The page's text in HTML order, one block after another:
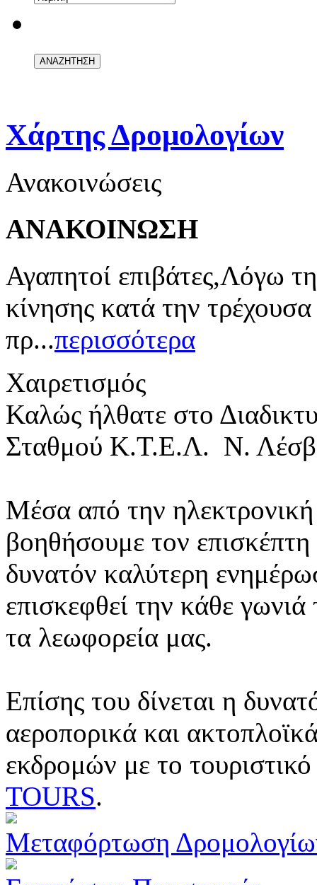
Χάρτης Δρομολογίων
Ανακοινώσεις
ΑΝΑΚΟΙΝΩΣΗ
Αγαπητοί επιβάτες,Λόγω
κίνησης κατά την
πρ...περισσότερα
Χαιρετισμός
Καλώς ήλθατε στο
Σταθμού Κ.Τ.Ε.Λ. Ν.
Μέσα από την ηλεκτρονική
βοηθήσουμε τον
δυνατόν καλύτερη
επισκεφθεί την κάθε
τα λεωφορεία μας.
Επίσης του δίνεται η
αεροπορικά και
εκδρομών με το
TOURS.
Μεταφόρτωση